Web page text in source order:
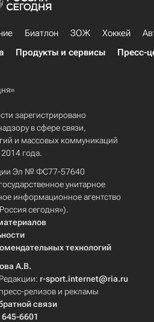
Биатлон ЗОЖ Хоккей
Продукты и сервисы Пресс-
зарегистрировано
в сфере связи,
и массовых коммуникаций
года.
Эл № ФС77-57640
унитарное
информационное агентство
сегодня»).
технологий
А.В.
r-sport.internet@ria.ru
релизов и рекламы
связи
6601